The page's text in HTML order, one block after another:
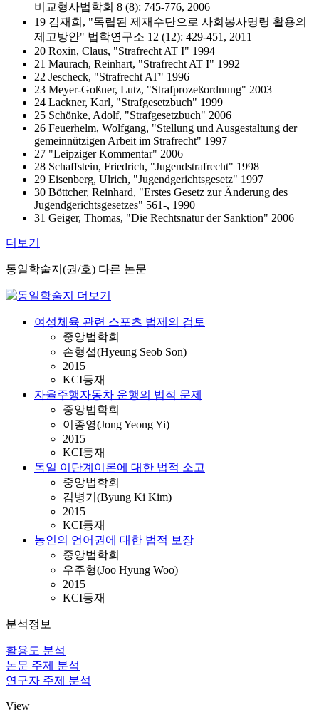
비교형사법학회 8 (8): 745-776, 2006
19 김재희, "독립된 제재수단으로 사회봉사명령 활용의
제고방안" 법학연구소 12 (12): 429-451, 2011
20 Roxin, Claus, "Strafrecht AT I" 1994
21 Maurach, Reinhart, "Strafrecht AT I" 1992
22 Jescheck, "Strafrecht AT" 1996
23 Meyer-Goßner, Lutz, "Strafprozeßordnung" 2003
24 Lackner, Karl, "Strafgesetzbuch" 1999
25 Schönke, Adolf, "Strafgesetzbuch" 2006
26 Feuerhelm, Wolfgang, "Stellung und Ausgestaltung der
gemeinnützigen Arbeit im Strafrecht" 1997
27 "Leipziger Kommentar" 2006
28 Schaffstein, Friedrich, "Jugendstrafrecht" 1998
29 Eisenberg, Ulrich, "Jugendgerichtsgesetz" 1997
30 Böttcher, Reinhard, "Erstes Gesetz zur Änderung des
Jugendgerichtsgesetzes" 561-, 1990
31 Geiger, Thomas, "Die Rechtsnatur der Sanktion" 2006
더보기
동일학술지(권/호) 다른 논문
여성체육 관련 스포츠 법제의 검토
중앙법학회
손형섭(Hyeung Seob Son)
2015
KCI등재
자율주행자동차 운행의 법적 문제
중앙법학회
이종영(Jong Yeong Yi)
2015
KCI등재
독일 이단계이론에 대한 법적 소고
중앙법학회
김병기(Byung Ki Kim)
2015
KCI등재
농인의 언어권에 대한 법적 보장
중앙법학회
우주형(Joo Hyung Woo)
2015
KCI등재
분석정보
활용도 분석
논문 주제 분석
연구자 주제 분석
View